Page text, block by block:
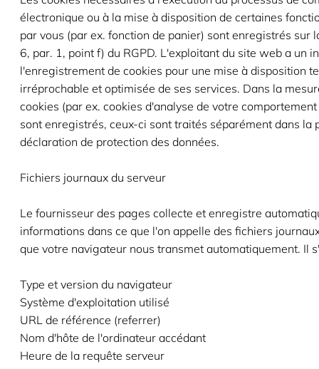
électronique ou à la mise à disposition de certaines
par vous (par ex. fonction de panier) sont enregistrés sur
6, par. 1, point f) du RGPD. L'exploitant du site web a un
l'enregistrement de cookies pour une mise à disposition
irréprochable et optimisée de ses services. Dans la
cookies (par ex. cookies d'analyse de votre
sont enregistrés, ceux-ci sont traités séparément dans la
déclaration de protection des données.
Fichiers journaux du serveur
Le fournisseur des pages collecte et enregistre
informations dans ce que l'on appelle des fichiers
que votre navigateur nous transmet automatiquement. Il
Type et version du navigateur
Système d'exploitation utilisé
URL de référence (referrer)
Nom d'hôte de l'ordinateur accédant
Heure de la requête serveur